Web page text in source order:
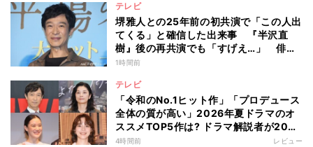
テレビ
堺雅人との25年前の初共演で「この人出
てくる」と確信した出来事 『半沢直
樹』後の再共演でも「すげえ…」 俳優
としての“初体験”を阿部寛が告白
1時間前
テレビ
「令和のNo.1ヒット作」「プロデュース
全体の質が高い」2026年夏ドラマのオ
ススメTOP5作は? ドラマ解説者が20作
の傾向を“視聴率無視”で徹底分析
4時間前 レビュー